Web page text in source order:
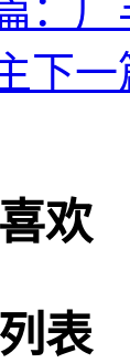
：
下
欢
表